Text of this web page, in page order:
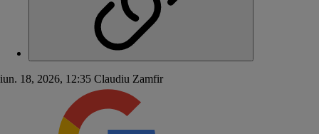
iun. 18, 2026, 12:35 Claudiu Zamfir